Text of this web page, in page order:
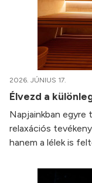
2026. JÚNIUS 17.
Élvezd a
Napjainkban egyre
relaxációs
hanem a lélek is